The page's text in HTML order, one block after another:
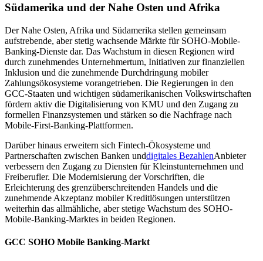
Südamerika und der Nahe Osten und Afrika
Der Nahe Osten, Afrika und Südamerika stellen gemeinsam
aufstrebende, aber stetig wachsende Märkte für SOHO-Mobile-
Banking-Dienste dar. Das Wachstum in diesen Regionen wird
durch zunehmendes Unternehmertum, Initiativen zur finanziellen
Inklusion und die zunehmende Durchdringung mobiler
Zahlungsökosysteme vorangetrieben. Die Regierungen in den
GCC-Staaten und wichtigen südamerikanischen Volkswirtschaften
fördern aktiv die Digitalisierung von KMU und den Zugang zu
formellen Finanzsystemen und stärken so die Nachfrage nach
Mobile-First-Banking-Plattformen.
Darüber hinaus erweitern sich Fintech-Ökosysteme und
Partnerschaften zwischen Banken unddigitales BezahlenAnbieter
verbessern den Zugang zu Diensten für Kleinstunternehmen und
Freiberufler. Die Modernisierung der Vorschriften, die
Erleichterung des grenzüberschreitenden Handels und die
zunehmende Akzeptanz mobiler Kreditlösungen unterstützen
weiterhin das allmähliche, aber stetige Wachstum des SOHO-
Mobile-Banking-Marktes in beiden Regionen.
GCC SOHO Mobile Banking-Markt